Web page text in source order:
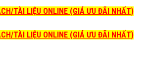
TÀI LIỆU ONLINE (GIÁ ƯU ĐÃI NHẤT)
TÀI LIỆU ONLINE (GIÁ ƯU ĐÃI NHẤT)